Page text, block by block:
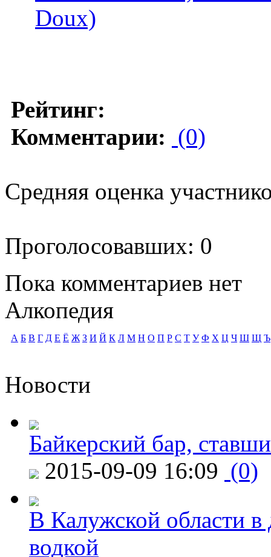
Doux)
Рейтинг:
Комментарии: (0)
Средняя оценка
Проголосовавших: 0
Пока комментариев нет
Алкопедия
А Б В Г Д Е Ё Ж З И Й К Л М Н О П Р С Т У Ф Х Ц Ч Ш Щ Ъ
Новости
Байкерский бар,
2015-09-09 16:09 (0)
В Калужской области в
водкой